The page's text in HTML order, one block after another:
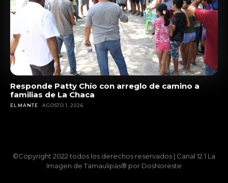
Responde Patty Chío con arreglo de camino a
familias de La Chaca
EL MANTE AGOSTO 1, 2026
©Copyright 2022 todos los derechos reservados | Canal 12.1 La
Imagen de Tamaulipas® por DosNoreste